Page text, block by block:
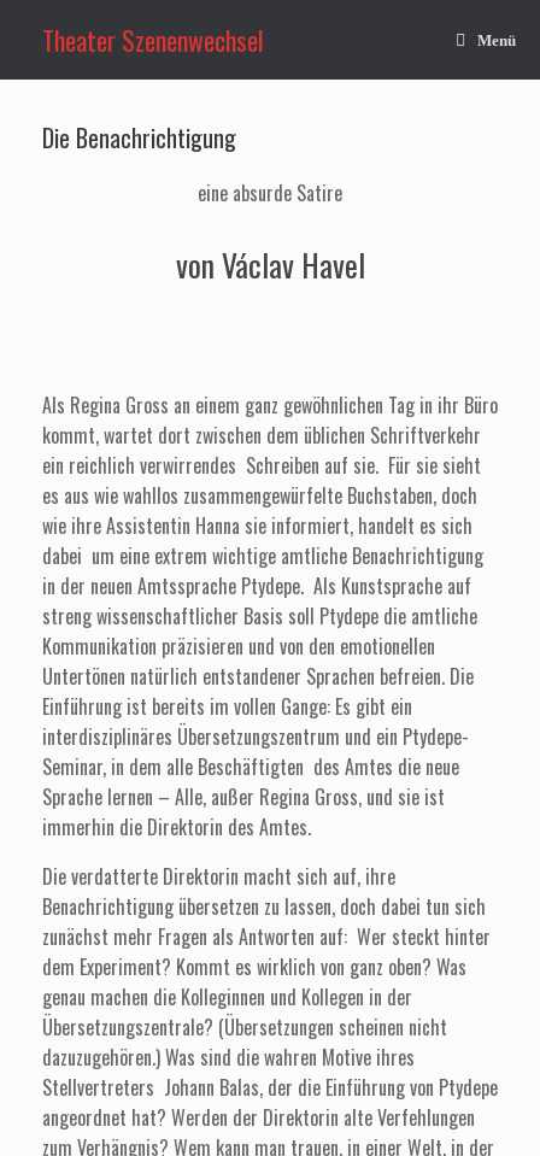
springenTheater Szenenwechsel Menü
Die Benachrichtigung
eine absurde Satire
von Václav Havel
Als Regina Gross an einem ganz gewöhnlichen Tag in ihr Büro
kommt, wartet dort zwischen dem üblichen Schriftverkehr
ein reichlich verwirrendes Schreiben auf sie. Für sie sieht
es aus wie wahllos zusammengewürfelte Buchstaben, doch
wie ihre Assistentin Hanna sie informiert, handelt es sich
dabei um eine extrem wichtige amtliche Benachrichtigung
in der neuen Amtssprache Ptydepe. Als Kunstsprache auf
streng wissenschaftlicher Basis soll Ptydepe die amtliche
Kommunikation präzisieren und von den emotionellen
Untertönen natürlich entstandener Sprachen befreien. Die
Einführung ist bereits im vollen Gange: Es gibt ein
interdisziplinäres Übersetzungszentrum und ein Ptydepe-
Seminar, in dem alle Beschäftigten des Amtes die neue
Sprache lernen – Alle, außer Regina Gross, und sie ist
immerhin die Direktorin des Amtes.
Die verdatterte Direktorin macht sich auf, ihre
Benachrichtigung übersetzen zu lassen, doch dabei tun sich
zunächst mehr Fragen als Antworten auf: Wer steckt hinter
dem Experiment? Kommt es wirklich von ganz oben? Was
genau machen die Kolleginnen und Kollegen in der
Übersetzungszentrale? (Übersetzungen scheinen nicht
dazuzugehören.) Was sind die wahren Motive ihres
Stellvertreters Johann Balas, der die Einführung von Ptydepe
angeordnet hat? Werden der Direktorin alte Verfehlungen
zum Verhängnis? Wem kann man trauen, in einer Welt, in der